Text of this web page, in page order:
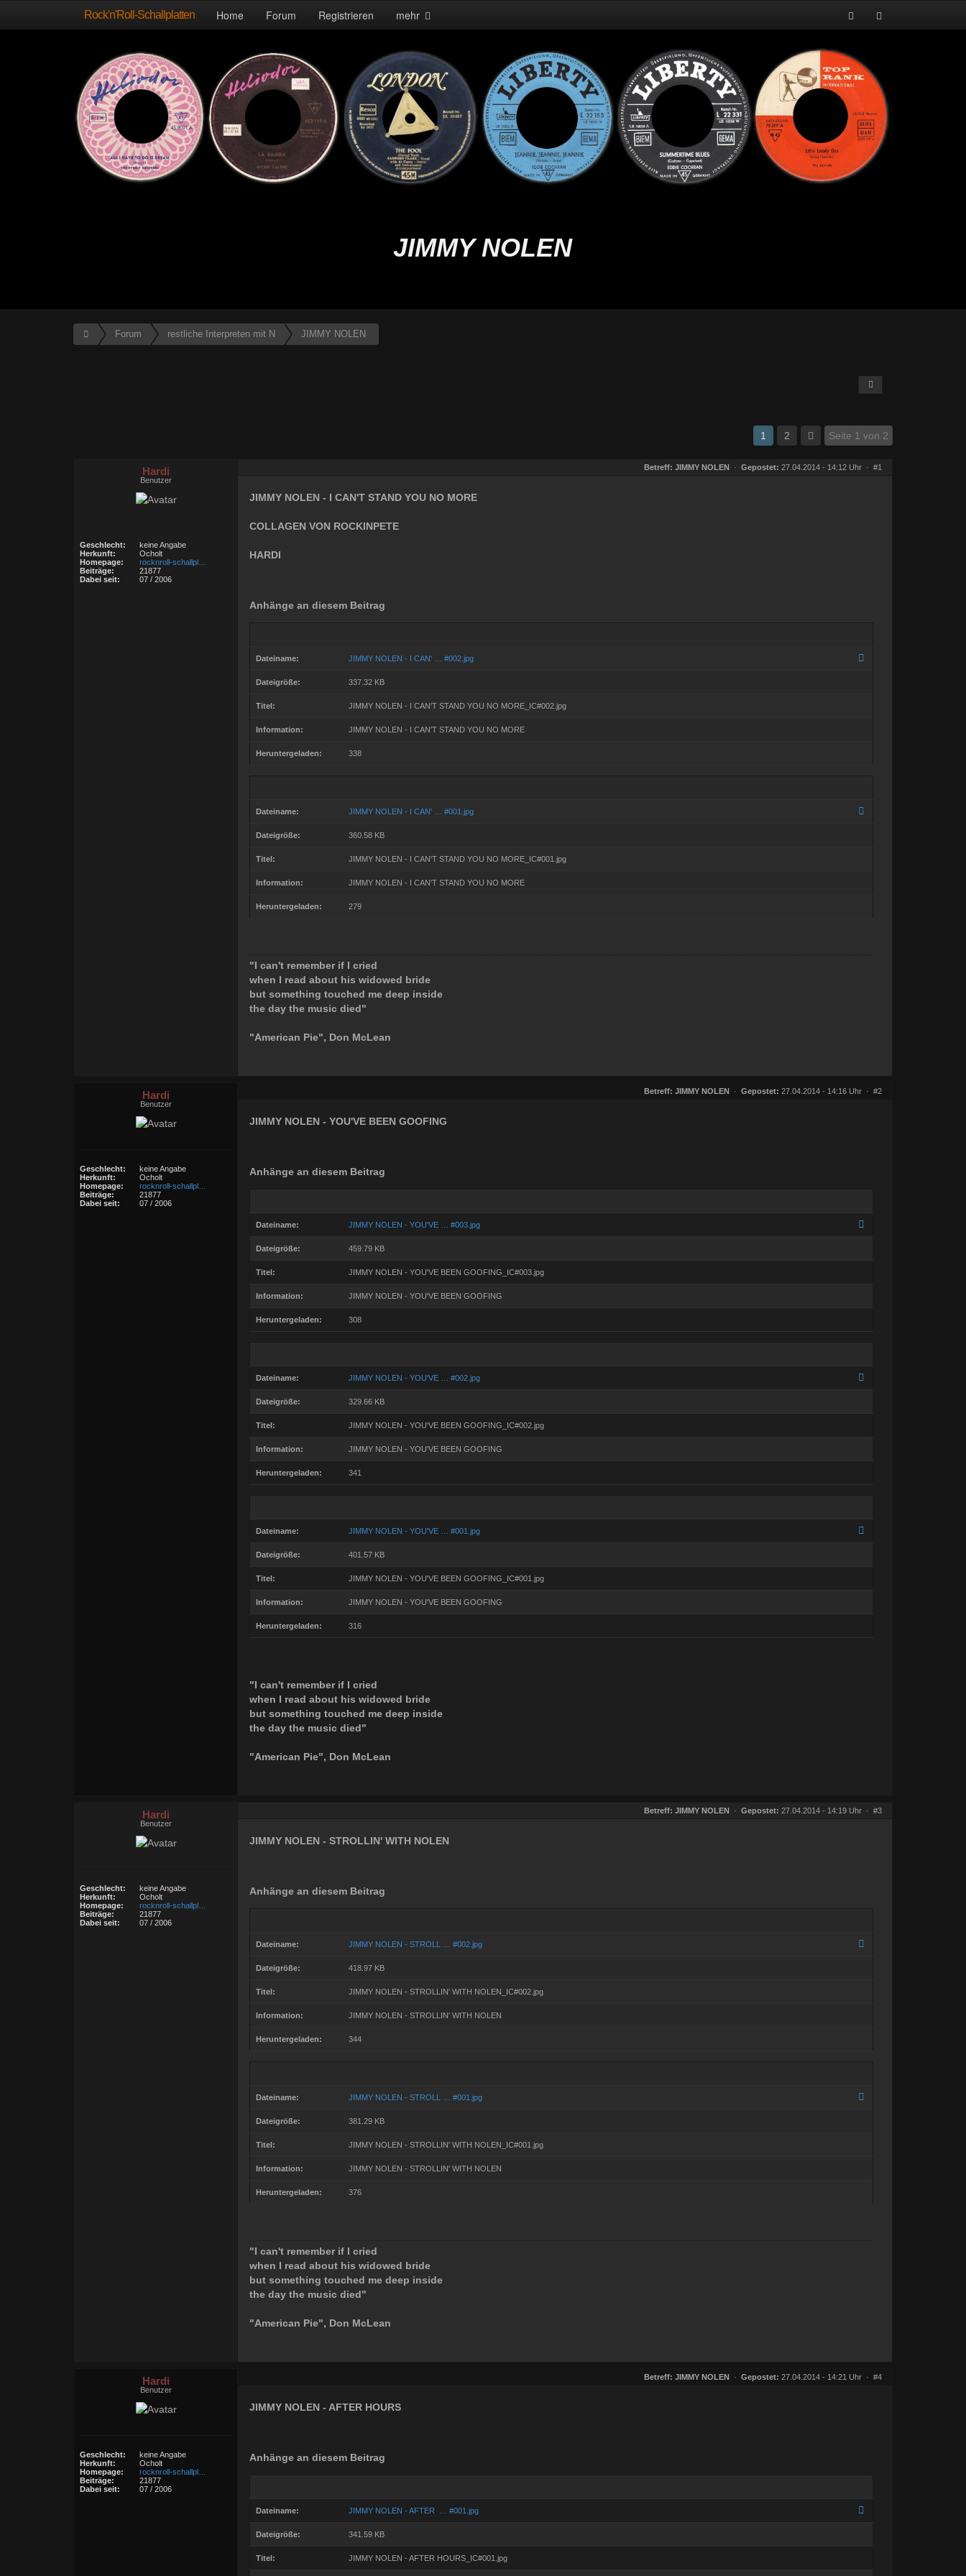
Rock'n'Roll-Schallplatten Home Forum Registrieren mehr
JIMMY NOLEN
Forum restliche Interpreten mit N JIMMY NOLEN
1 2 Seite 1 von 2
Hardi
Benutzer
Geschlecht:
keine Angabe
Herkunft:
Ocholt
Homepage:
rocknroll-schallpl…
Beiträge:
21877
Dabei seit:
07 / 2006
Betreff: JIMMY NOLEN · Gepostet: 27.04.2014 - 14:12 Uhr · #1
JIMMY NOLEN - I CAN'T STAND YOU NO MORE
COLLAGEN VON ROCKINPETE
HARDI
Anhänge an diesem Beitrag
Dateiname: JIMMY NOLEN - I CAN' … #002.jpg
Dateigröße: 337.32 KB
Titel: JIMMY NOLEN - I CAN'T STAND YOU NO MORE_IC#002.jpg
Information: JIMMY NOLEN - I CAN'T STAND YOU NO MORE
Heruntergeladen: 338
Dateiname: JIMMY NOLEN - I CAN' … #001.jpg
Dateigröße: 360.58 KB
Titel: JIMMY NOLEN - I CAN'T STAND YOU NO MORE_IC#001.jpg
Information: JIMMY NOLEN - I CAN'T STAND YOU NO MORE
Heruntergeladen: 279
"I can't remember if I cried
when I read about his widowed bride
but something touched me deep inside
the day the music died"
"American Pie", Don McLean
Hardi
Benutzer
Geschlecht:
keine Angabe
Herkunft:
Ocholt
Homepage:
rocknroll-schallpl…
Beiträge:
21877
Dabei seit:
07 / 2006
Betreff: JIMMY NOLEN · Gepostet: 27.04.2014 - 14:16 Uhr · #2
JIMMY NOLEN - YOU'VE BEEN GOOFING
Anhänge an diesem Beitrag
Dateiname: JIMMY NOLEN - YOU'VE … #003.jpg
Dateigröße: 459.79 KB
Titel: JIMMY NOLEN - YOU'VE BEEN GOOFING_IC#003.jpg
Information: JIMMY NOLEN - YOU'VE BEEN GOOFING
Heruntergeladen: 308
Dateiname: JIMMY NOLEN - YOU'VE … #002.jpg
Dateigröße: 329.66 KB
Titel: JIMMY NOLEN - YOU'VE BEEN GOOFING_IC#002.jpg
Information: JIMMY NOLEN - YOU'VE BEEN GOOFING
Heruntergeladen: 341
Dateiname: JIMMY NOLEN - YOU'VE … #001.jpg
Dateigröße: 401.57 KB
Titel: JIMMY NOLEN - YOU'VE BEEN GOOFING_IC#001.jpg
Information: JIMMY NOLEN - YOU'VE BEEN GOOFING
Heruntergeladen: 316
"I can't remember if I cried
when I read about his widowed bride
but something touched me deep inside
the day the music died"
"American Pie", Don McLean
Hardi
Benutzer
Geschlecht:
keine Angabe
Herkunft:
Ocholt
Homepage:
rocknroll-schallpl…
Beiträge:
21877
Dabei seit:
07 / 2006
Betreff: JIMMY NOLEN · Gepostet: 27.04.2014 - 14:19 Uhr · #3
JIMMY NOLEN - STROLLIN' WITH NOLEN
Anhänge an diesem Beitrag
Dateiname: JIMMY NOLEN - STROLL … #002.jpg
Dateigröße: 418.97 KB
Titel: JIMMY NOLEN - STROLLIN' WITH NOLEN_IC#002.jpg
Information: JIMMY NOLEN - STROLLIN' WITH NOLEN
Heruntergeladen: 344
Dateiname: JIMMY NOLEN - STROLL … #001.jpg
Dateigröße: 381.29 KB
Titel: JIMMY NOLEN - STROLLIN' WITH NOLEN_IC#001.jpg
Information: JIMMY NOLEN - STROLLIN' WITH NOLEN
Heruntergeladen: 376
"I can't remember if I cried
when I read about his widowed bride
but something touched me deep inside
the day the music died"
"American Pie", Don McLean
Hardi
Benutzer
Geschlecht:
keine Angabe
Herkunft:
Ocholt
Homepage:
rocknroll-schallpl…
Beiträge:
21877
Dabei seit:
07 / 2006
Betreff: JIMMY NOLEN · Gepostet: 27.04.2014 - 14:21 Uhr · #4
JIMMY NOLEN - AFTER HOURS
Anhänge an diesem Beitrag
Dateiname: JIMMY NOLEN - AFTER … #001.jpg
Dateigröße: 341.59 KB
Titel: JIMMY NOLEN - AFTER HOURS_IC#001.jpg